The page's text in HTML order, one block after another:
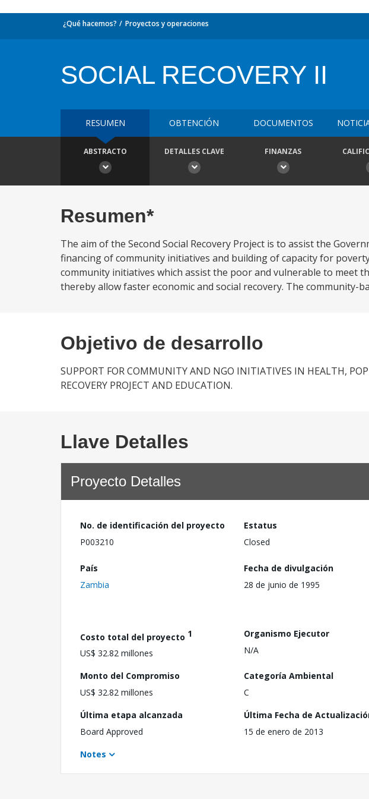
¿Qué hacemos? Proyectos y operaciones
SOCIAL RECOVERY II
RESUMEN OBTENCIÓN DOCUMENTOS
ABSTRACTO DETALLES CLAVE FINANZAS
Resumen*
The aim of the Second Social Recovery Project is to assist the
financing of community initiatives and building of capacity for
community initiatives which assist the poor and vulnerable to meet
thereby allow faster economic and social recovery. The community-
Objetivo de desarrollo
SUPPORT FOR COMMUNITY AND NGO INITIATIVES IN HEALTH,
RECOVERY PROJECT AND EDUCATION.
Llave Detalles
Proyecto Detalles
No. de identificación del proyecto
P003210
Estatus
Closed
País
Zambia
Fecha de divulgación
28 de junio de 1995
Costo total del proyecto 1
US$ 32.82 millones
Organismo Ejecutor
N/A
Monto del Compromiso
US$ 32.82 millones
Categoría Ambiental
C
Última etapa alcanzada
Board Approved
Última Fecha de
15 de enero de 2013
Notes